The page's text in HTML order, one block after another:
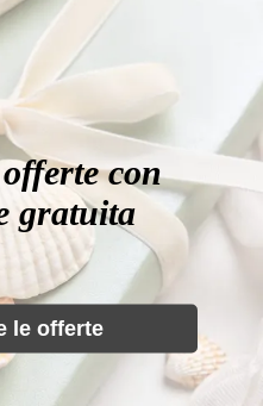
con
gratuita
le offerte